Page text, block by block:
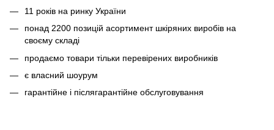
11 років на ринку України
понад 2200 позицій асортимент шкіряних виробів на
своєму складі
продаємо товари тільки перевірених виробників
є власний шоурум
гарантійне і післягарантійне обслуговування